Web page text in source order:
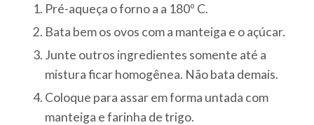
Pré-aqueça o forno a a 180º C.
Bata bem os ovos com a manteiga e o açúcar.
Junte outros ingredientes somente até a
mistura ficar homogênea. Não bata demais.
Coloque para assar em forma untada com
manteiga e farinha de trigo.